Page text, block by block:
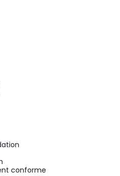
conforme